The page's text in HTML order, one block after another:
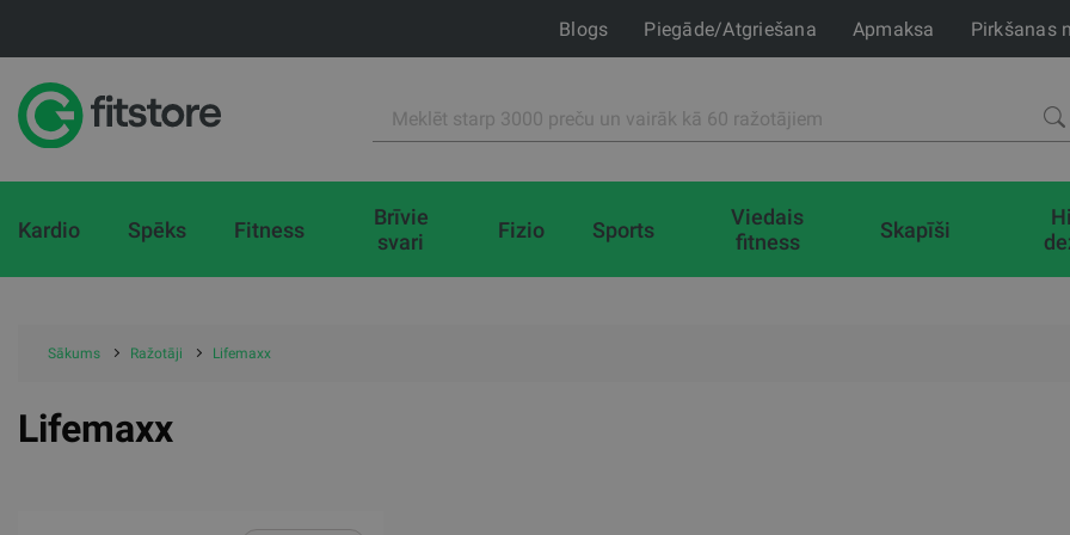
Blogs Piegāde/Atgriešana Apmaksa Pirkšanas
Kardio Spēks Fitness
Brīvie
svari
Fizio Sports
Viedais
fitness
Skapīši
Sākums Ražotāji Lifemaxx
Lifemaxx